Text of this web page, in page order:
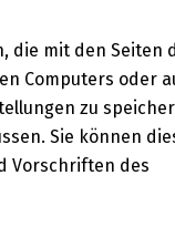
die mit den Seiten
Computers oder
zu
Sie können
Vorschriften des